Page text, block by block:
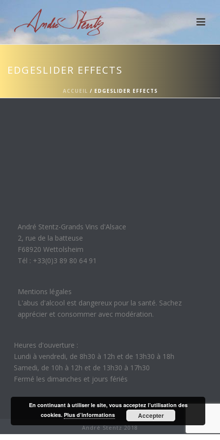
EDGESLIDER EFFECTS
ACCUEIL / EDGESLIDER EFFECTS
André Stentz-Grands Vins d'Alsace
2, rue de la batteuse
F68920 Wettolsheim
Tél : +33(0)3 89 80 64 91
Mentions légales
L'abus d'alcool est dangereux pour la santé. Sachez
apprécier et consommer avec modération.
Heures d'ouverture :
Lundi à vendredi, de 8h30 à 12h et de 13h30 à 18h
Samedi, de 10h à 12h et de 13h30 à 17h30
Fermé les dimanches et jours fériés
André Stentz 2018
En continuant à utiliser le site, vous acceptez l’utilisation des
cookies.Plus d’informations Accepter